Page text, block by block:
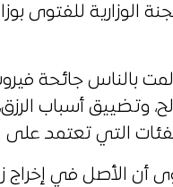
الوزارية للفتوى
بالناس جائحة
وتضييق أسباب
التي تعتمد على
أن الأصل في إخراج